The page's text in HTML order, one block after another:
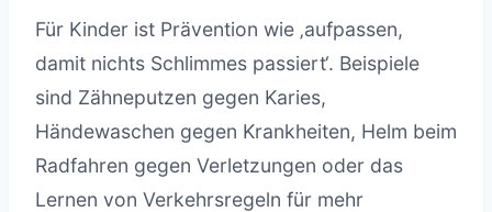
Für Kinder ist Prävention wie ‚aufpassen,
damit nichts Schlimmes passiert‘. Beispiele
sind Zähneputzen gegen Karies,
Händewaschen gegen Krankheiten, Helm beim
Radfahren gegen Verletzungen oder das
Lernen von Verkehrsregeln für mehr